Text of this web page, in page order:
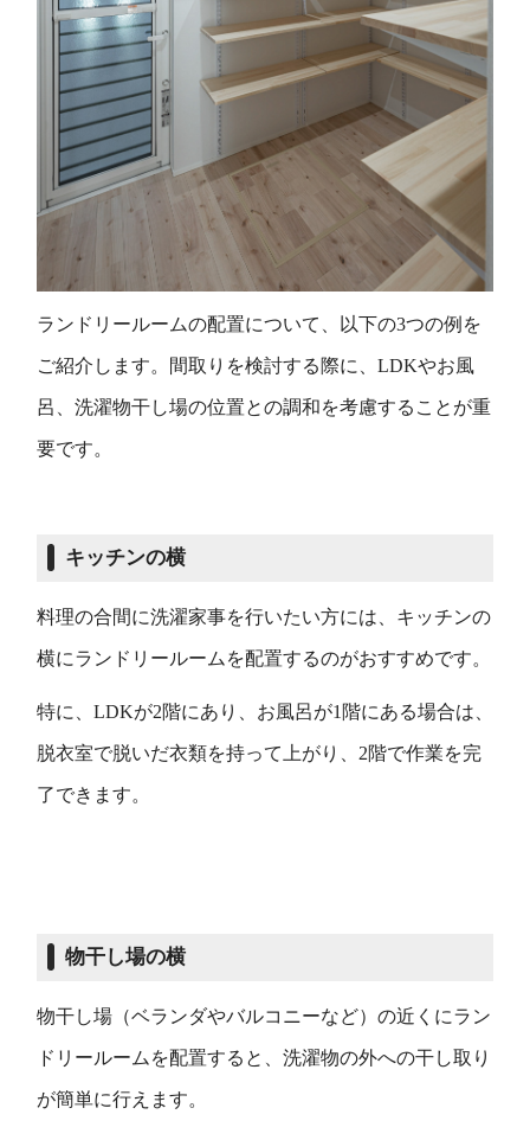
ランドリールームの配置について、以下の3つの例を
ご紹介します。間取りを検討する際に、LDKやお風
呂、洗濯物干し場の位置との調和を考慮することが重
要です。
キッチンの横
料理の合間に洗濯家事を行いたい方には、キッチンの
横にランドリールームを配置するのがおすすめです。
特に、LDKが2階にあり、お風呂が1階にある場合は、
脱衣室で脱いだ衣類を持って上がり、2階で作業を完
了できます。
物干し場の横
物干し場（ベランダやバルコニーなど）の近くにラン
ドリールームを配置すると、洗濯物の外への干し取り
が簡単に行えます。